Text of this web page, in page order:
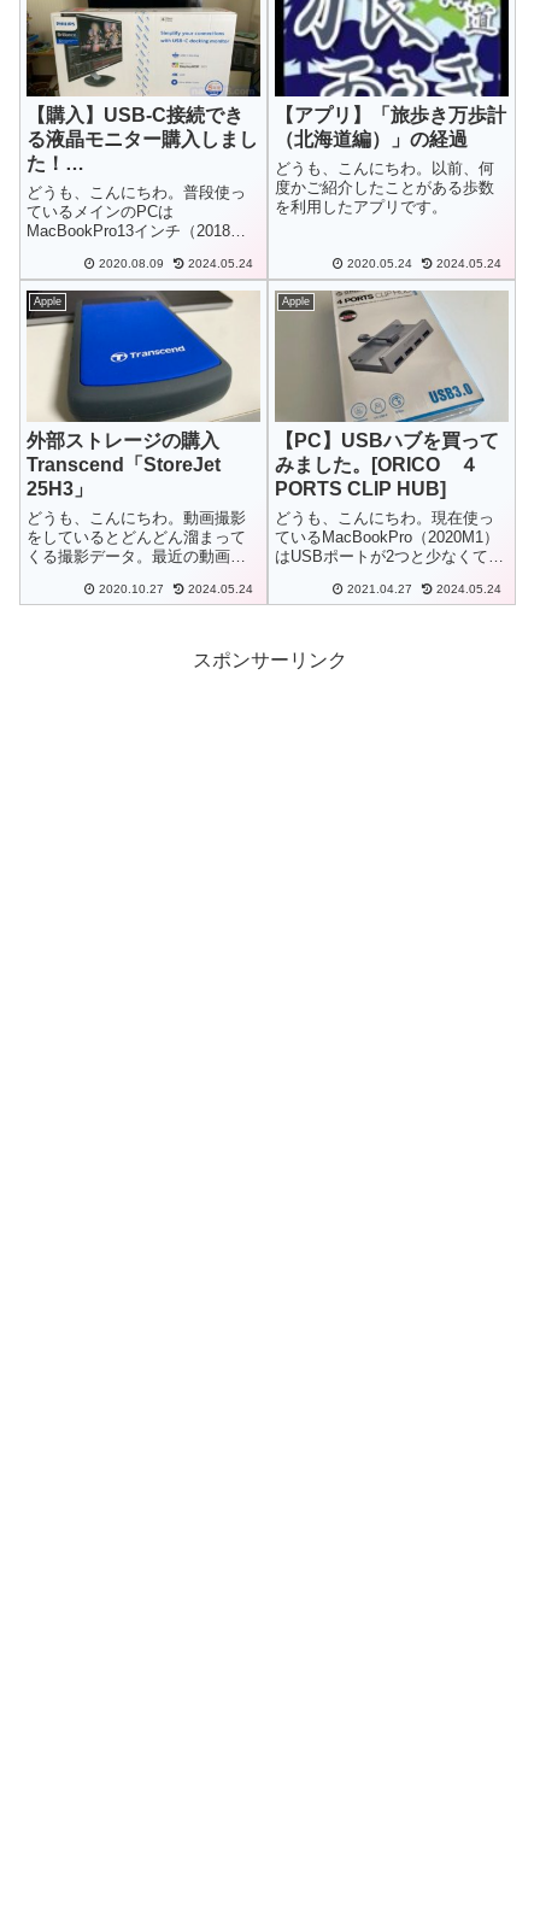
【購入】USB-C接続でき
る液晶モニター購入しまし
た！
PHILIPS「328P6VUBRE
B/11」
どうも、こんにちわ。普段使っ
ているメインのPCは
MacBookPro13インチ（2018）
使用時には外部モニターに繋げ
て大きな画面で動画作成してき
ました。そのモニターも
PHILIPSからでている27インチ
モニター...
2020.08.09 2024.05.24
【アプリ】「旅歩き万歩計
（北海道編）」の経過
どうも、こんにちわ。以前、何
度かご紹介したことがある歩数
を利用したアプリです。
2020.05.24 2024.05.24
Apple
外部ストレージの購入
Transcend「StoreJet
25H3」
どうも、こんにちわ。動画撮影
をしているとどんどん溜まって
くる撮影データ。最近の動画デ
時にデータ量も大きくなってし
ってきましたが、撮影データが
2020.10.27 2024.05.24
Apple
【PC】USBハブを買って
みました。[ORICO ４
PORTS CLIP HUB]
どうも、こんにちわ。現在使っ
ているMacBookPro（2020M1）
はUSBポートが2つと少なくて外
に悩みのタネでしたので新しい
2021.04.27 2024.05.24
スポンサーリンク